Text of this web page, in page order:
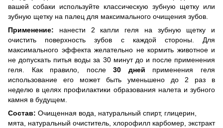
вашей собаки используйте классическую зубную щетку или
зубную щетку на палец для максимального очищения зубов.
Применение: нанести 2 капли геля на зубную щетку и
очистить поверхность зубов с каждой стороны. Для
максимального эффекта желательно не кормить животное и
не допускать питья воды за 30 минут до и после применения
геля. Как правило, после30 дней применения геля
использование его может быть уменьшено до 2 раз в
неделю в целях профилактики образования налета и зубного
камня в будущем.
Состав: Очищенная вода, натуральный спирт, глицерин,
мята, натуральный очиститель, хлорофилл карбомер, экстракт